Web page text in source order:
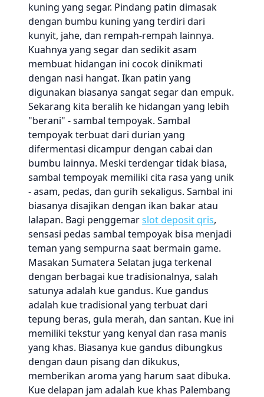
kuning yang segar. Pindang patin dimasak
dengan bumbu kuning yang terdiri dari
kunyit, jahe, dan rempah-rempah lainnya.
Kuahnya yang segar dan sedikit asam
membuat hidangan ini cocok dinikmati
dengan nasi hangat. Ikan patin yang
digunakan biasanya sangat segar dan empuk.
Sekarang kita beralih ke hidangan yang lebih
"berani" - sambal tempoyak. Sambal
tempoyak terbuat dari durian yang
difermentasi dicampur dengan cabai dan
bumbu lainnya. Meski terdengar tidak biasa,
sambal tempoyak memiliki cita rasa yang unik
- asam, pedas, dan gurih sekaligus. Sambal ini
biasanya disajikan dengan ikan bakar atau
lalapan. Bagi penggemarslot deposit qris,
sensasi pedas sambal tempoyak bisa menjadi
teman yang sempurna saat bermain game.
Masakan Sumatera Selatan juga terkenal
dengan berbagai kue tradisionalnya, salah
satunya adalah kue gandus. Kue gandus
adalah kue tradisional yang terbuat dari
tepung beras, gula merah, dan santan. Kue ini
memiliki tekstur yang kenyal dan rasa manis
yang khas. Biasanya kue gandus dibungkus
dengan daun pisang dan dikukus,
memberikan aroma yang harum saat dibuka.
Kue delapan jam adalah kue khas Palembang